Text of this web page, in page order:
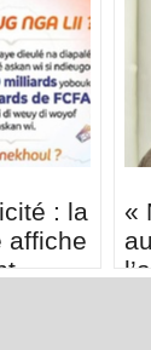
: la
affiche
«